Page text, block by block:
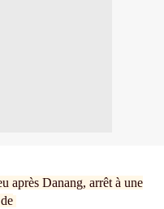
après Danang, arrêt à une